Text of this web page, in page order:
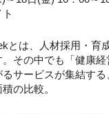
とは、人材採用・育
その中でも「健康
サービスが集結す
の比較。